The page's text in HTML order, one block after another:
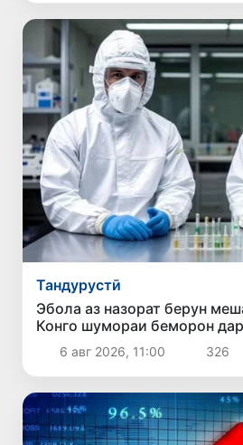
Тандурустӣ
Эбола аз назорат берун
Конго шумораи беморон
баробар афзуд, СУТ бонги
6 авг 2026, 11:00 326